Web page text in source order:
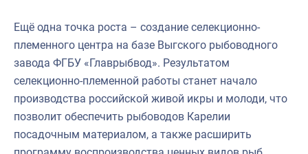
Ещё одна точка роста – создание селекционно-
племенного центра на базе Выгского рыбоводного
завода ФГБУ «Главрыбвод». Результатом
селекционно-племенной работы станет начало
производства российской живой икры и молоди, что
позволит обеспечить рыбоводов Карелии
посадочным материалом, а также расширить